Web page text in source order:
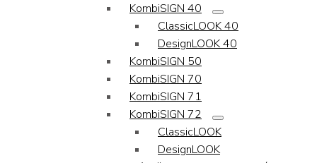
KombiSIGN 40
ClassicLOOK 40
DesignLOOK 40
KombiSIGN 50
KombiSIGN 70
KombiSIGN 71
KombiSIGN 72
ClassicLOOK
DesignLOOK